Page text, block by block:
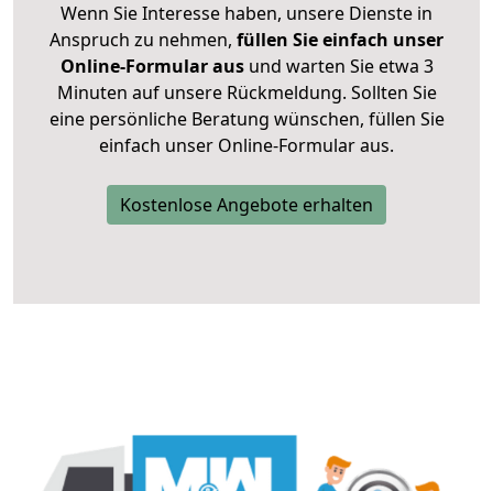
Wenn Sie Interesse haben, unsere Dienste in
Anspruch zu nehmen, füllen Sie einfach unser
Online-Formular ausund warten Sie etwa 3
Minuten auf unsere Rückmeldung. Sollten Sie
eine persönliche Beratung wünschen, füllen Sie
einfach unser Online-Formular aus.
Kostenlose Angebote erhalten